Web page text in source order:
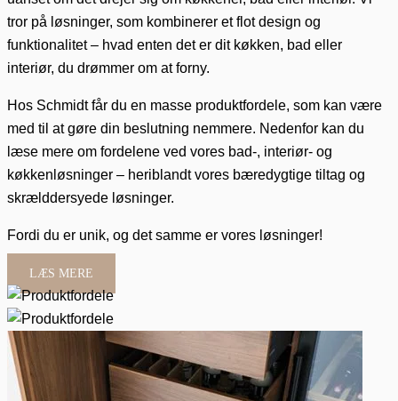
tror på løsninger, som kombinerer et flot design og
funktionalitet – hvad enten det er dit køkken, bad eller
interiør, du drømmer om at forny.
Hos Schmidt får du en masse produktfordele, som kan være
med til at gøre din beslutning nemmere. Nedenfor kan du
læse mere om fordelene ved vores bad-, interiør- og
køkkenløsninger – heriblandt vores bæredygtige tiltag og
skrælddersyede løsninger.
Fordi du er unik, og det samme er vores løsninger!
LÆS MERE